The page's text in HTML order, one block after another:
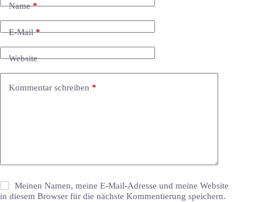
Name*
E-Mail*
Website
Kommentar schreiben *
Meinen Namen, meine E-Mail-Adresse und meine Website
in diesem Browser für die nächste Kommentierung speichern.